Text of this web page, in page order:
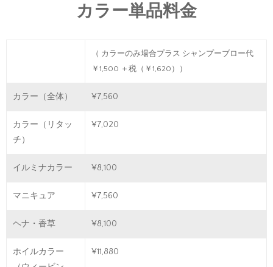
カラー単品料金
（ カラーのみ場合プラス シャンプーブロー代
￥1,500 ＋税（￥1,620））
カラー（全体） ¥7,560
カラー（リタッ
チ）
¥7,020
イルミナカラー ¥8,100
マニキュア ¥7,560
ヘナ・香草 ¥8,100
ホイルカラー
¥11,880